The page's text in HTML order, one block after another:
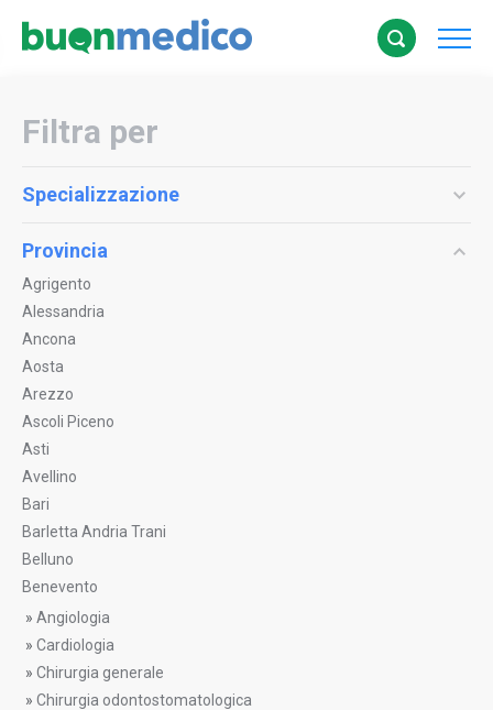
Filtra per
Specializzazione
Provincia
Agrigento
Alessandria
Ancona
Aosta
Arezzo
Ascoli Piceno
Asti
Avellino
Bari
Barletta Andria Trani
Belluno
Benevento
» Angiologia
» Cardiologia
» Chirurgia generale
» Chirurgia odontostomatologica